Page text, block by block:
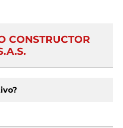
CONSTRUCTOR